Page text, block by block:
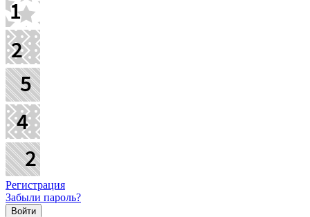
Регистрация
Забыли пароль?